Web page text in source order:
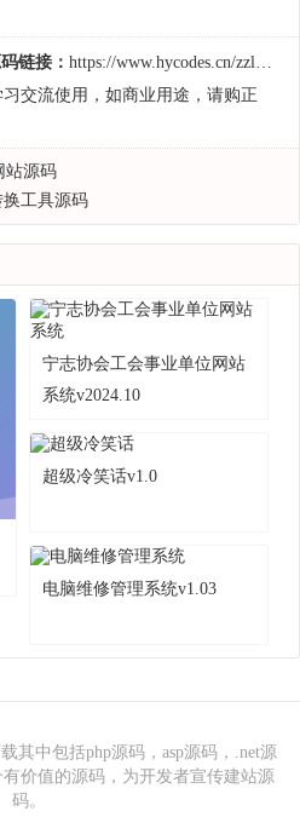
链接： https://www.hycodes.cn/zzlm/5039.html
交流使用，如商业用途，请购正
站源码
工具源码
宁志协会工会事业单位网站
系统v2024.10
超级冷笑话v1.0
电脑维修管理系统v1.03
其中包括php源码，asp源码，.net源
价值的源码，为开发者宣传建站源
码。